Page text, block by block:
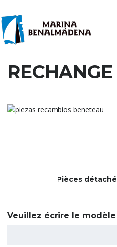
PIÈCES DE
RECHANGE
Pièces
Veuillez écrire le